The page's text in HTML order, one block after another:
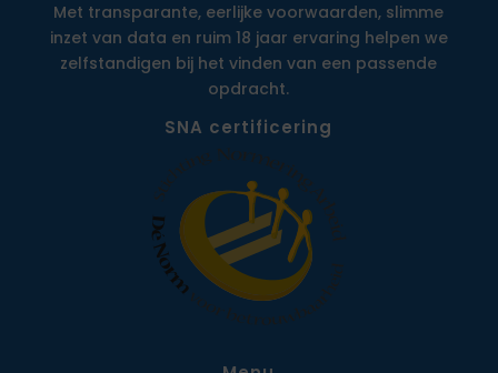
Met transparante, eerlijke voorwaarden, slimme
inzet van data en ruim 18 jaar ervaring helpen we
zelfstandigen bij het vinden van een passende
opdracht.
SNA certificering